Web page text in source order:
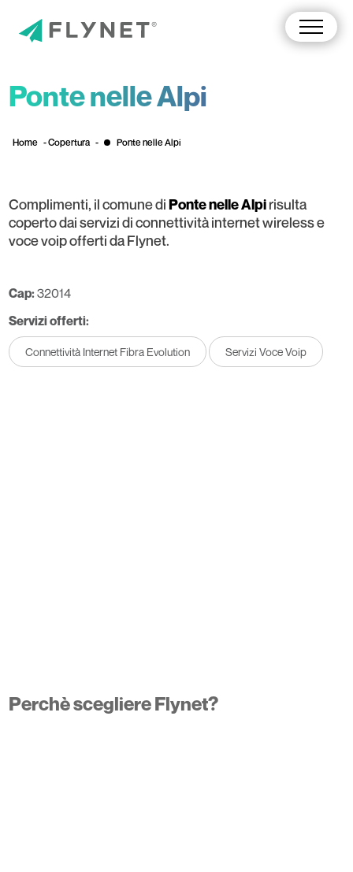
Ponte nelle Alpi
Home -Copertura - Ponte nelle Alpi
Complimenti, il comune diPonte nelle Alpirisulta
coperto dai servizi di connettività internet wireless e
voce voip offerti da Flynet.
Cap:32014
Servizi offerti:
Connettività Internet Fibra Evolution Servizi Voce Voip
Perchè scegliere Flynet?